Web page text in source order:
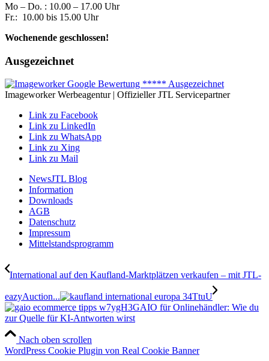
Mo – Do. : 10.00 – 17.00 Uhr
Fr.: 10.00 bis 15.00 Uhr
Wochenende geschlossen!
Ausgezeichnet
Imageworker Werbeagentur | Offizieller JTL Servicepartner
Link zu Facebook
Link zu LinkedIn
Link zu WhatsApp
Link zu Xing
Link zu Mail
NewsJTL Blog
Information
Downloads
AGB
Datenschutz
Impressum
Mittelstandsprogramm
International auf den Kaufland-Marktplätzen verkaufen – mit JTL-
eazyAuction...
GAIO für Onlinehändler: Wie du
zur Quelle für KI-Antworten wirst
Nach oben scrollen
WordPress Cookie Plugin von Real Cookie Banner